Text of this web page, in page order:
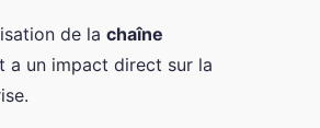
de la chaîne
a un impact direct sur la